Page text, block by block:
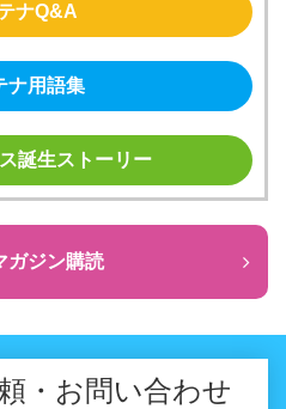
ナQ&A
ナ用語集
誕生ストーリー
ガジン購読
・お問い合わせ